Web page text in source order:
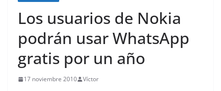
Los usuarios de Nokia
podrán usar WhatsApp
gratis por un año
17 noviembre 2010 Víctor